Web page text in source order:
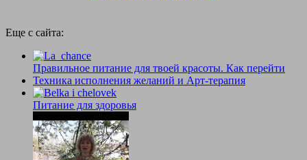
Еще с сайта:
Правильное питание для твоей красоты. Как перейти
Техника исполнения желаний и Арт-терапия
Питание для здоровья